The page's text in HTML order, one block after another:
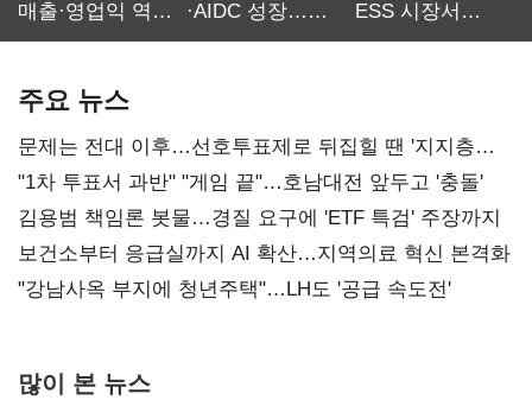
매출·영업익 역대
·AIDC 성장…
ESS 시장서
주요 뉴스
문제는 전대 이후…선호투표제로 뒤집힐 땐 '지지층
불복'
"1차 투표서 과반" "게임 끝"…호남대전 앞두고 '충돌'
김용범 책임론 봇물…경질 요구에 'ETF 특검' 주장까지
보건소부터 응급실까지 AI 확산…지역의료 혁신 본격화
"강남사옥 부지에 청년주택"…LH도 '공급 속도전'
많이 본 뉴스